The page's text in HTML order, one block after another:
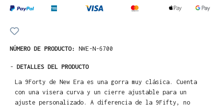
NÚMERO DE PRODUCTO: NWE-N-6700
- DETALLES DEL PRODUCTO
La 9Forty de New Era es una gorra muy clásica. Cuenta
con una visera curva y un cierre ajustable para un
ajuste personalizado. A diferencia de la 9Fifty, no